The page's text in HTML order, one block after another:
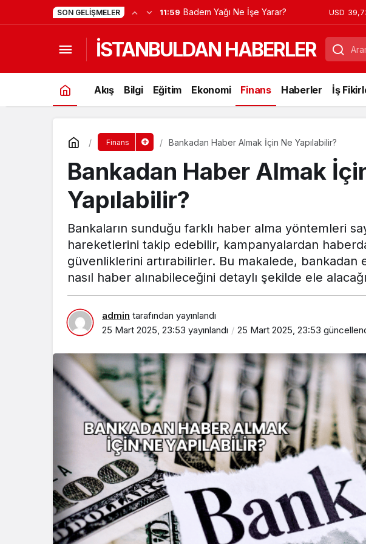
SON GELIŞMELER 11:59 Badem Yağı Ne İşe Yarar? USD
İSTANBULDAN HABERLER
Akış Bilgi Eğitim Ekonomi Finans Haberler İş
Finans Bankadan Haber Almak İçin Ne Yapılabilir?
Bankadan Haber Almak
Yapılabilir?
Bankaların sunduğu farklı haber alma yöntemleri
hareketlerini takip edebilir, kampanyalardan
güvenliklerini artırabilirler. Bu makalede, bankadan
nasıl haber alınabileceğini detaylı şekilde ele
admin tarafından yayınlandı
25 Mart 2025, 23:53 yayınlandı 25 Mart 2025, 23:53